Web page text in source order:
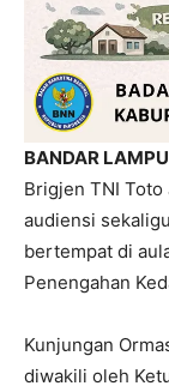
BANDAR
Brigjen TNI Toto
audiensi
bertempat di
Penengahan
Kunjungan
diwakili oleh